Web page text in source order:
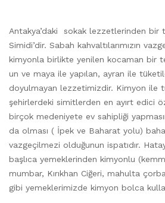
Antakya’daki sokak lezzetlerinden bir
Simidi’dir. Sabah kahvaltılarımızın
kimyonla birlikte yenilen kocaman bir
un ve maya ile yapılan, ayran ile
doyulmayan lezzetimizdir. Kimyon ile
şehirlerdeki simitlerden en ayırt edici
birçok medeniyete ev sahipliği
da olması ( İpek ve Baharat yolu)
vazgeçilmezi olduğunun ispatıdır.
başlıca yemeklerinden kimyonlu
mumbar, Kırıkhan Ciğeri, mahulta
gibi yemeklerimizde kimyon bolca